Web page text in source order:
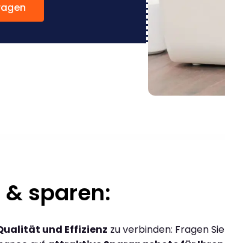
sparen:
und Effizienz zu verbinden: Fragen Sie